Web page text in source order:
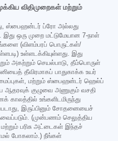
விதிமுறைகள் மற்றும்
ஸ்பைஹன்டர் ப்ரோ அல்லது
ஒரு முறை மட்டுமேயான 7-நாள்
(விளம்பரப் பொருட்கள்/
உள்ளடக்கியுள்ளது. இது
அகற்றும் செயல்பாடு, தீம்பொருள்
தீவிரமாகப் பாதுகாக்க உயர்
மற்றும் ஸ்பைஹன்டர் ஹெல்ப்
குழுவை அணுகும் வசதி
உங்களிடமிருந்து
இருப்பினும் சோதனையைச்
(முன்பணம் செலுத்திய
மற்றும் பரிசு அட்டைகள் இந்தச்
போகலாம்.) நீங்கள்